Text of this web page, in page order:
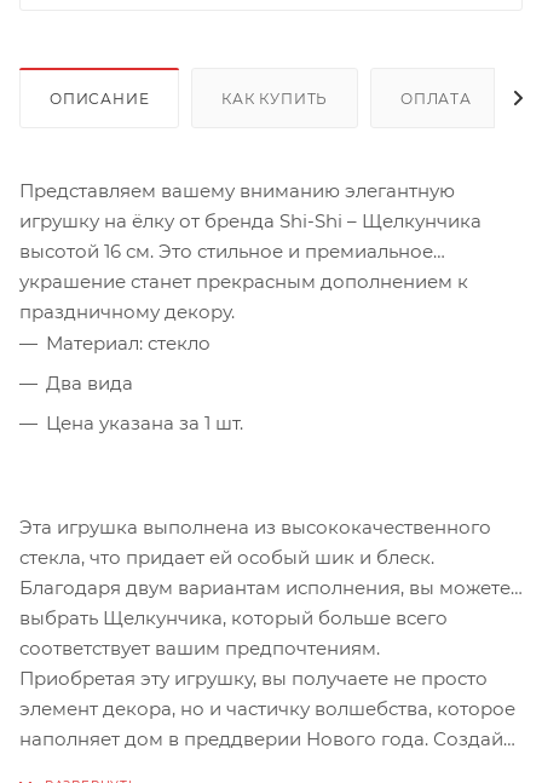
ОПИСАНИЕ КАК КУПИТЬ ОПЛАТА
Представляем вашему вниманию элегантную
игрушку на ёлку от бренда Shi-Shi – Щелкунчика
высотой 16 см. Это стильное и премиальное
украшение станет прекрасным дополнением к
праздничному декору.
Материал: стекло
Два вида
Цена указана за 1 шт.
Эта игрушка выполнена из высококачественного
стекла, что придает ей особый шик и блеск.
Благодаря двум вариантам исполнения, вы можете
выбрать Щелкунчика, который больше всего
соответствует вашим предпочтениям.
Приобретая эту игрушку, вы получаете не просто
элемент декора, но и частичку волшебства, которое
наполняет дом в преддверии Нового года. Создайте